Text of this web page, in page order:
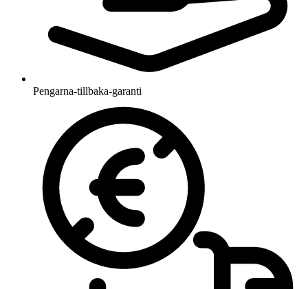
Pengarna-tillbaka-garanti